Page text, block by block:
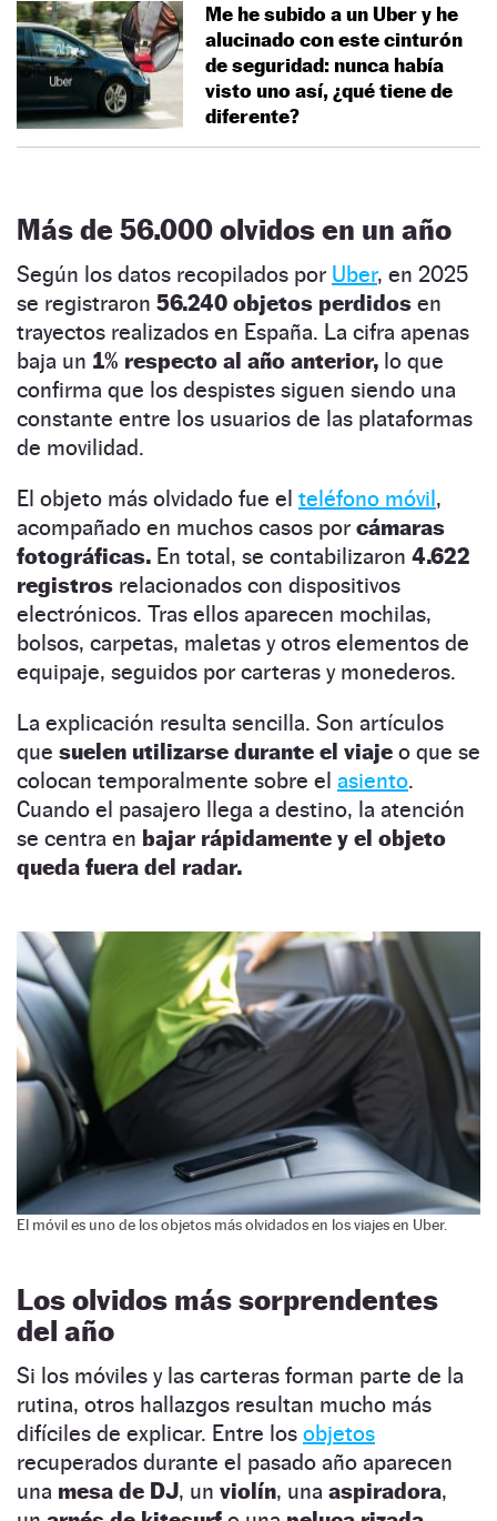
Me he subido a un Uber y he
alucinado con este cinturón
de seguridad: nunca había
visto uno así, ¿qué tiene de
diferente?
Más de 56.000 olvidos en un año
Según los datos recopilados por Uber, en 2025
se registraron 56.240 objetos perdidos en
trayectos realizados en España. La cifra apenas
baja un 1% respecto al año anterior, lo que
confirma que los despistes siguen siendo una
constante entre los usuarios de las plataformas
de movilidad.
El objeto más olvidado fue el teléfono móvil,
acompañado en muchos casos por cámaras
fotográficas. En total, se contabilizaron 4.622
registros relacionados con dispositivos
electrónicos. Tras ellos aparecen mochilas,
bolsos, carpetas, maletas y otros elementos de
equipaje, seguidos por carteras y monederos.
La explicación resulta sencilla. Son artículos
que suelen utilizarse durante el viaje o que se
colocan temporalmente sobre el asiento.
Cuando el pasajero llega a destino, la atención
se centra en bajar rápidamente y el objeto
queda fuera del radar.
El móvil es uno de los objetos más olvidados en los viajes en Uber.
Los olvidos más sorprendentes
del año
Si los móviles y las carteras forman parte de la
rutina, otros hallazgos resultan mucho más
difíciles de explicar. Entre los objetos
recuperados durante el pasado año aparecen
una mesa de DJ, un violín, una aspiradora,